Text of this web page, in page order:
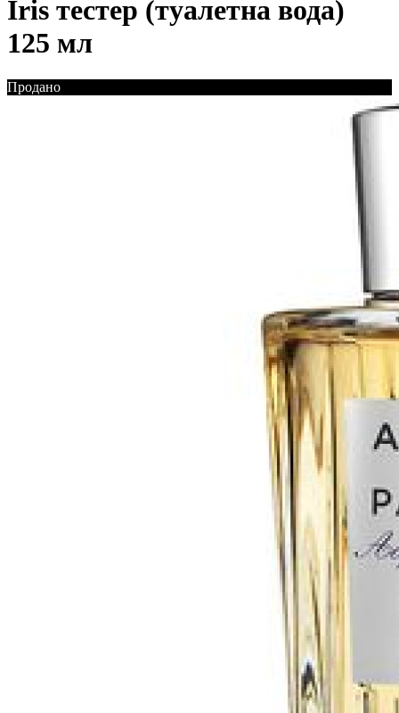
Iris тестер (туалетна вода)
125 мл
Продано